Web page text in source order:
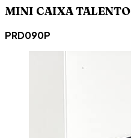
MINI CAIXA TALENTO
PRD090P